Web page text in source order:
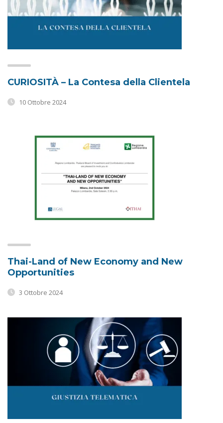
CURIOSITÀ – La Contesa della Clientela
10 Ottobre 2024
Thai-Land of New Economy and New
Opportunities
3 Ottobre 2024